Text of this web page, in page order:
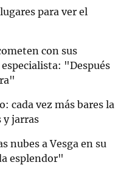
para ver el
con sus
"Después
cada vez más bares la
y jarras
nubes a Vesga en su
esplendor"